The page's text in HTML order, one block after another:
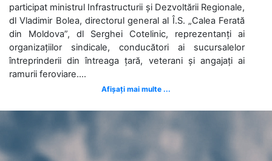
participat ministrul Infrastructurii și Dezvoltării Regionale,
dl Vladimir Bolea, directorul general al Î.S. „Calea Ferată
din Moldova”, dl Serghei Cotelinic, reprezentanți ai
organizațiilor sindicale, conducători ai sucursalelor
întreprinderii din întreaga țară, veterani și angajați ai
ramurii feroviare....
Afișați mai multe ...